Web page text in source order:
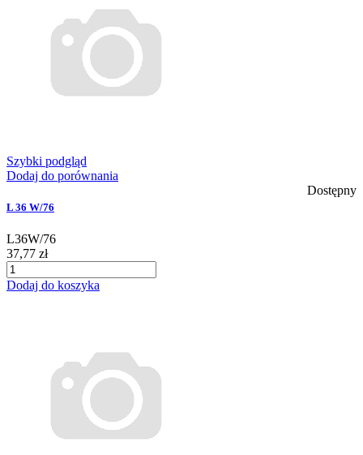
Szybki podgląd
Dodaj do porównania
Dostępny
L 36 W/76
L36W/76
37,77 zł
Dodaj do koszyka